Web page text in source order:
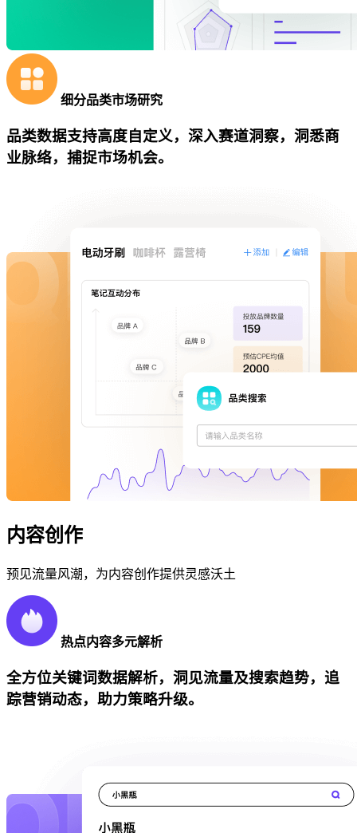
细分品类市场研究
品类数据支持高度自定义，深入赛道洞察，洞悉商
业脉络，捕捉市场机会。
内容创作
预见流量风潮，为内容创作提供灵感沃土
热点内容多元解析
全方位关键词数据解析，洞见流量及搜索趋势，追
踪营销动态，助力策略升级。